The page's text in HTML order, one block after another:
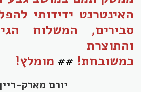
האינטרנט ידידותי
סבירים, המשלוח
והתוצרת
כמשובחת! ## מומלץ!
יורם מארק-